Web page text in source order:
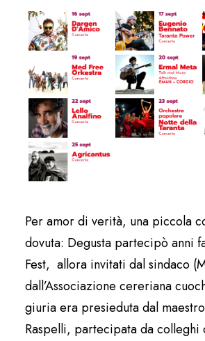
Per amor di verità, una piccola
dovuta: Degusta partecipò anni
Fest, allora invitati dal sindaco
dall’Associazione cereriana
giuria era presieduta dal
Raspelli, partecipata da colleghi